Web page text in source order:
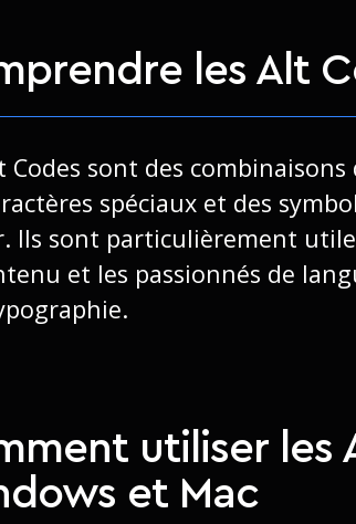
les Alt
Codes sont des
spéciaux et des
Ils sont particulièrement
et les passionnés de
utiliser les
et Mac